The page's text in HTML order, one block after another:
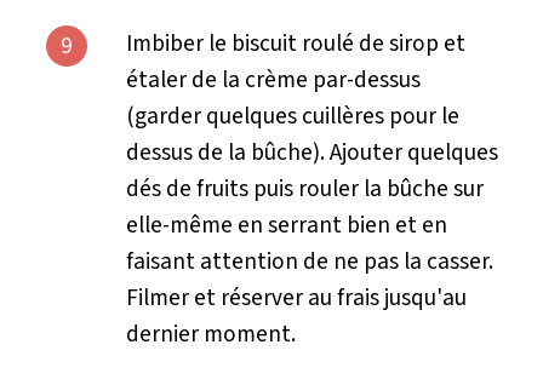
9
Imbiber le biscuit roulé de sirop et
étaler de la crème par-dessus
(garder quelques cuillères pour le
dessus de la bûche). Ajouter quelques
dés de fruits puis rouler la bûche sur
elle-même en serrant bien et en
faisant attention de ne pas la casser.
Filmer et réserver au frais jusqu'au
dernier moment.